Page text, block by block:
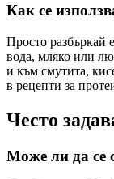
Как се
Просто разбъркай
вода, мляко или
и към смутита,
в рецепти за
Често
Може ли да се